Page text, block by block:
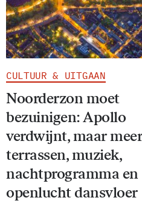
CULTUUR & UITGAAN
Noorderzon moet
bezuinigen: Apollo
verdwijnt, maar
terrassen, muziek,
nachtprogramma en
openlucht dansvloer